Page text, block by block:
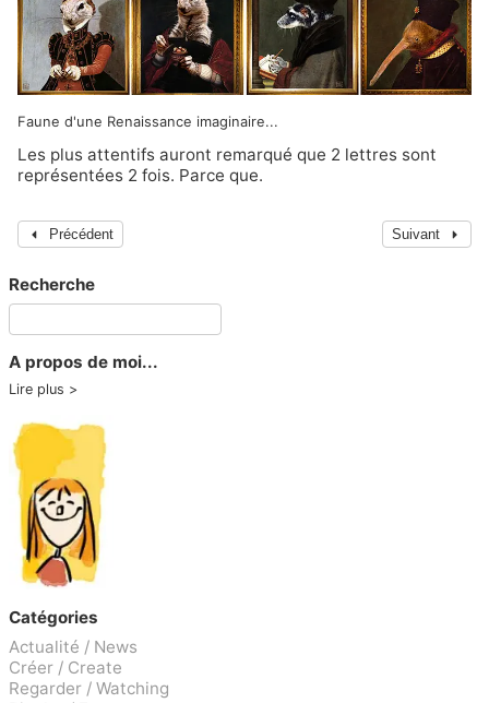
Faune d'une Renaissance imaginaire...
Les plus attentifs auront remarqué que 2 lettres sont
représentées 2 fois. Parce que.
Précédent Suivant
Recherche
A propos de moi...
Lire plus
Catégories
Actualité / News
Créer / Create
Regarder / Watching